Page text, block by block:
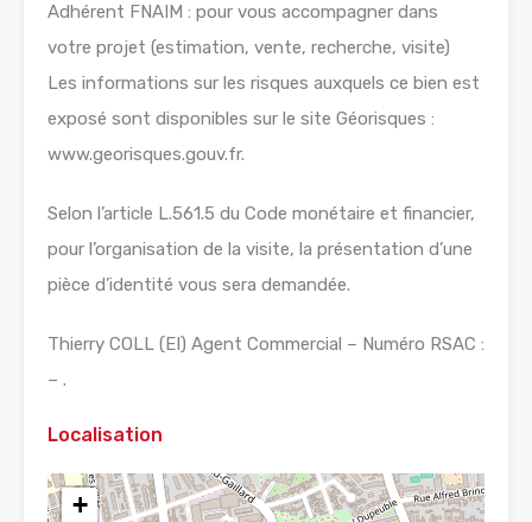
Adhérent FNAIM : pour vous accompagner dans
votre projet (estimation, vente, recherche, visite)
Les informations sur les risques auxquels ce bien est
exposé sont disponibles sur le site Géorisques :
www.georisques.gouv.fr.
Selon l’article L.561.5 du Code monétaire et financier,
pour l’organisation de la visite, la présentation d’une
pièce d’identité vous sera demandée.
Thierry COLL (EI) Agent Commercial – Numéro RSAC :
– .
Localisation
+